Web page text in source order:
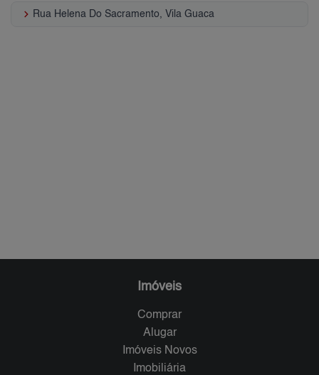
keyboard_arrow_right Rua Helena Do Sacramento, Vila Guaca
Imóveis
Comprar
Alugar
Imóveis Novos
Imobiliária